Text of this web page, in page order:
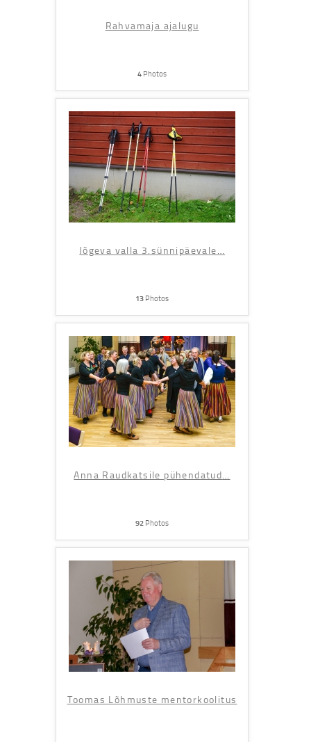
Rahvamaja ajalugu
4 Photos
Jõgeva valla 3.sünnipäevale…
13 Photos
Anna Raudkatsile pühendatud…
92 Photos
Toomas Lõhmuste mentorkoolitus